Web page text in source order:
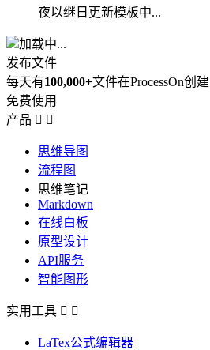
夜以继日更新模板中...
加载中...
发布文件
每天有100,000+文件在ProcessOn创建
免费使用
产品  
思维导图
流程图
思维笔记
Markdown
在线白板
原型设计
API服务
智能图形
实用工具  
LaTex公式编辑器